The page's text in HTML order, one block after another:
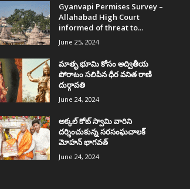
Gyanvapi Permises Survey –
Allahabad High Court
informed of threat to...
June 25, 2024
మాతృ భూమి కోసం అద్వితీయ
పోరాటం సలిపిన ధీర వనిత రాణి
దుర్గావతి
June 24, 2024
అక్కల్‌ కోట్‌ స్వామి వారిని
దర్శించుకున్న సరసంఘచాలక్
మోహన్ భాగవత్
June 24, 2024